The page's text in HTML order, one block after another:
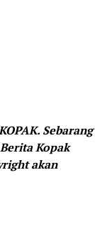
Sebarang
Kopak
akan